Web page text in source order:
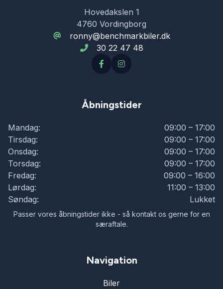
Hovedakslen 1
4760 Vordingborg
ronny@benchmarkbiler.dk
30 22 47 48
Åbningstider
Mandag:
09:00 – 17:00
Tirsdag:
09:00 – 17:00
Onsdag:
09:00 – 17:00
Torsdag:
09:00 – 17:00
Fredag:
09:00 – 16:00
Lørdag:
11:00 – 13:00
Søndag:
Lukket
Passer vores åbningstider ikke - så kontakt os gerne for en
særaftale.
Navigation
Biler